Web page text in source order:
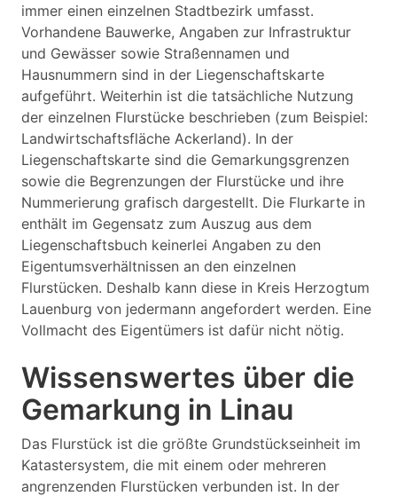
immer einen einzelnen Stadtbezirk umfasst.
Vorhandene Bauwerke, Angaben zur Infrastruktur
und Gewässer sowie Straßennamen und
Hausnummern sind in der Liegenschaftskarte
aufgeführt. Weiterhin ist die tatsächliche Nutzung
der einzelnen Flurstücke beschrieben (zum Beispiel:
Landwirtschaftsfläche Ackerland). In der
Liegenschaftskarte sind die Gemarkungsgrenzen
sowie die Begrenzungen der Flurstücke und ihre
Nummerierung grafisch dargestellt. Die Flurkarte in
enthält im Gegensatz zum Auszug aus dem
Liegenschaftsbuch keinerlei Angaben zu den
Eigentumsverhältnissen an den einzelnen
Flurstücken. Deshalb kann diese in Kreis Herzogtum
Lauenburg von jedermann angefordert werden. Eine
Vollmacht des Eigentümers ist dafür nicht nötig.
Wissenswertes über die
Gemarkung in Linau
Das Flurstück ist die größte Grundstückseinheit im
Katastersystem, die mit einem oder mehreren
angrenzenden Flurstücken verbunden ist. In der